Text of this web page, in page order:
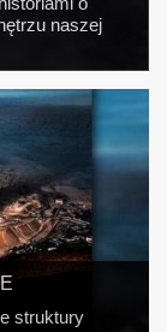
dobiegać